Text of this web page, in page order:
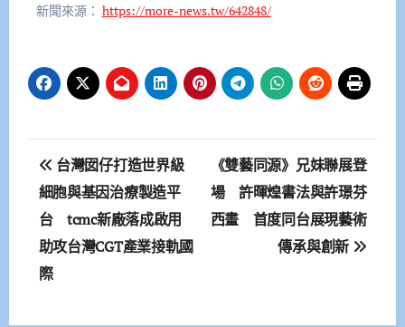
新聞來源： https://more-news.tw/642848/
文
章
導
覽
台灣囡仔打造世界級
細胞與基因治療製造平
台 tcmc新廠落成啟用
助攻台灣CGT產業接軌國
際
《雙藝同源》兄妹聯展登
場 許暉煌書法與許璟芬
西畫 首度同台展現藝術
傳承與創新